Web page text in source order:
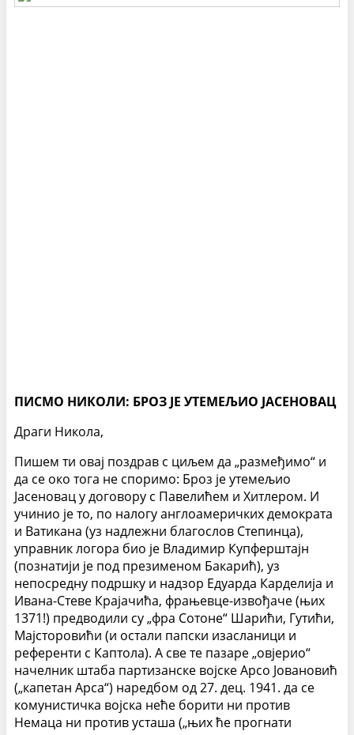
ПИСМО НИКОЛИ: БРОЗ ЈЕ УТЕМЕЉИО ЈАСЕНОВАЦ
Драги Никола,
Пишем ти овај поздрав с циљем да „размеђимо“ и
да се око тога не споримо: Броз је утемељио
Јасеновац у договору с Павелићем и Хитлером. И
учинио је то, по налогу англоамеричких демократа
и Ватикана (уз надлежни благослов Степинца),
управник логора био је Владимир Купферштајн
(познатији је под презименом Бакарић), уз
непосредну подршку и надзор Едуарда Карделија и
Ивана-Стеве Крајачића, фрањевце-извођаче (њих
1371!) предводили су „фра Сотоне“ Шарићи, Гутићи,
Мајсторовићи (и остали папски изасланици и
референти с Каптола). А све те пазаре „овјерио“
начелник штаба партизанске војске Арсо Јовановић
(„капетан Арса“) наредбом од 27. дец. 1941. да се
комунистичка војска неће борити ни против
Немаца ни против усташа („њих ће прогнати